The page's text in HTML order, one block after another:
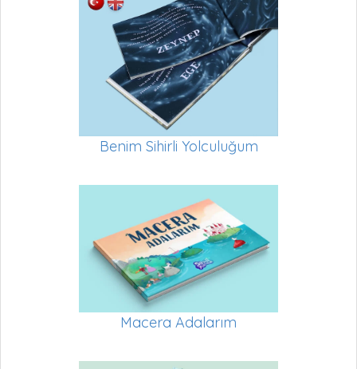
Benim Sihirli Yolculuğum
Macera Adalarım